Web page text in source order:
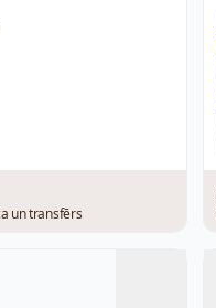
un transfērs